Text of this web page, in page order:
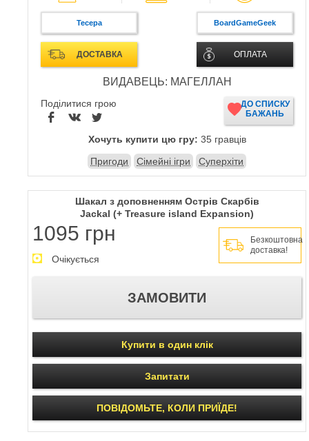
Тесера BoardGameGeek
ДОСТАВКА ОПЛАТА
ВИДАВЕЦЬ: МАГЕЛЛАН
Поділитися грою
ДО СПИСКУ
БАЖАНЬ
Хочуть купити цю гру: 35 гравців
Пригоди
Сімейні ігри Суперхіти
Шакал з доповненням Острів Скарбів
Jackal (+ Treasure island Expansion)
1095 грн
Безкоштовна
доставка!
Очікується
Купити в один клік
Запитати
ПОВІДОМЬТЕ, КОЛИ ПРИЇДЕ!